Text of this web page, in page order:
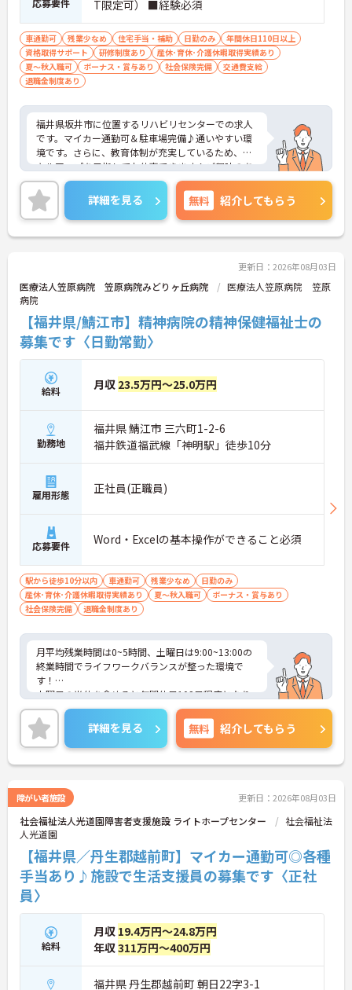
T限定可） ■経験必須
車通勤可 残業少なめ 住宅手当・補助 日勤のみ
年間休日110日以上
資格取得サポート
研修制度あり
産休･育休･介護休暇取得実績あり
夏～秋入職可
ボーナス・賞与あり 社会保険完備
交通費支給
退職金制度あり
福井県坂井市に位置するリハビリセンターでの求人
です。マイカー通勤可＆駐車場完備♪通いやすい環
境です。さらに、教育体制が充実しているため、ス
キルアップを目指してお仕事できます！ご興味のあ
る方には、面接対策ポイントなど、さらに詳細をご
案内しますのでお気軽にご相談ください！
詳細を見る 無料 紹介してもらう
更新日：2026年08月03日
医療法人笠原病院 笠原病院みどりヶ丘病院
医療法人笠原病院 笠原
病院
【福井県/鯖江市】精神病院の精神保健福祉士の
募集です〈日勤常勤〉
給料 月収 23.5万円～25.0万円
勤務地
福井県 鯖江市 三六町1-2-6
福井鉄道福武線「神明駅」徒歩10分
雇用形態 正社員(正職員)
応募要件 Word・Excelの基本操作ができること必須
駅から徒歩10分以内 車通勤可 残業少なめ
日勤のみ
産休･育休･介護休暇取得実績あり
夏～秋入職可
ボーナス・賞与あり
社会保険完備
退職金制度あり
月平均残業時間は0~5時間、土曜日は9:00~13:00の
終業時間でライフワークバランスが整った環境で
す！
土曜日の半休を含めると年間休日102日程度となり
ます。
経験年数は不問で相談しやすい環境です。
詳細を見る 無料 紹介してもらう
障がい者施設 更新日：2026年08月03日
社会福祉法人光道園障害者支援施設 ライトホープセンター
社会福祉法
人光道園
【福井県／丹生郡越前町】マイカー通勤可◎各種
手当あり♪施設で生活支援員の募集です〈正社
員〉
給料
月収 19.4万円～24.8万円
年収311万円～400万円
福井県 丹生郡越前町 朝日22字3-1